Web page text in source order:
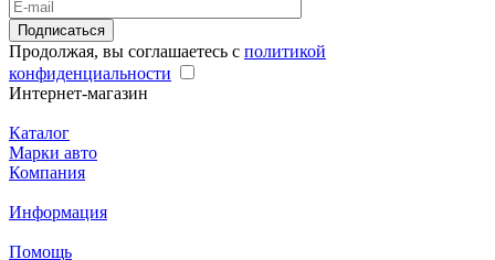
Подписаться
Продолжая, вы соглашаетесь с политикой
конфиденциальности
Интернет-магазин
Каталог
Марки авто
Компания
Информация
Помощь